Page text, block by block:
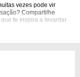
vezes pode vir
Compartilhe
te inspira a levantar
no rosto.